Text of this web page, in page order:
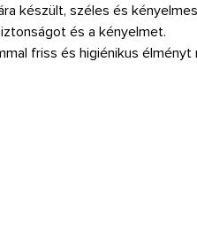
készült, széles és
és a kényelmet.
friss és higiénikus élményt